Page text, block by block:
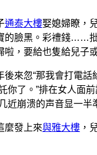
通泰大樓娶媳婦瞭，
的臉黑。彩禮錢……
啦，要給也隻給兒子
忽“那我會打電話
你了。”排在女人面
近崩溃的声音显一半
發上來與雅大樓 ，